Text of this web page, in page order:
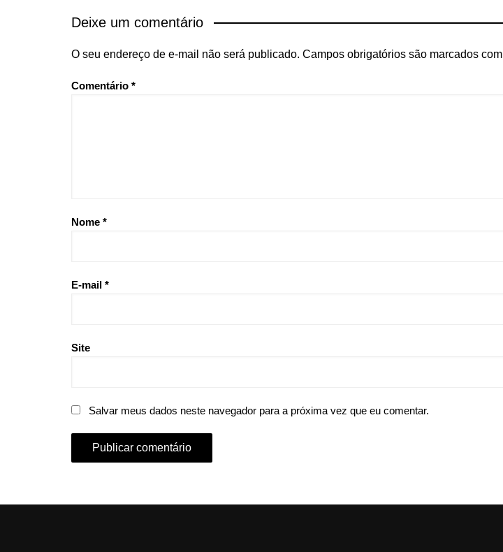
Deixe um comentário
O seu endereço de e-mail não será publicado. Campos obrigatórios são marcados com
Comentário *
Nome *
E-mail *
Site
Salvar meus dados neste navegador para a próxima vez que eu comentar.